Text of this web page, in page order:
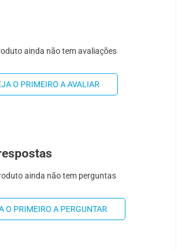
ainda não tem avaliações
O PRIMEIRO A AVALIAR
ainda não tem perguntas
O PRIMEIRO A PERGUNTAR